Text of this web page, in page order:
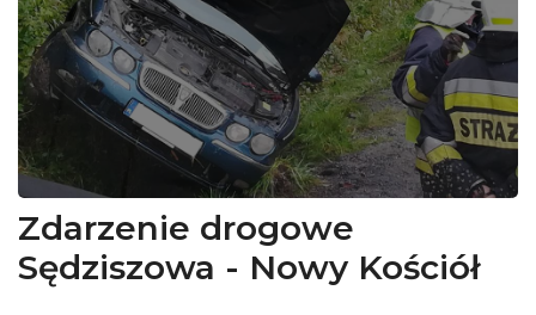
Zdarzenie drogowe
Sędziszowa - Nowy Kościół